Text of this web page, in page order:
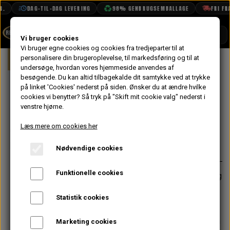
DAG-TIL-DAG LEVERING 98% GENBRUGSEMBALLAGE FRI
BOOK TID
PROJEKTER
TEKNISK DATA
VANDPOLERING
Forside Mini Motor Blok Knastaksel
På lager
Stødstænger i
Varenummer: MED-2175-PR
CNC bearbejdet på spec. maskine og
performance motorrenoveringer
Leveres i sæt af 8 som passer til en
Vi bruger cookies
Vi bruger egne cookies og cookies fra tredjeparter til at
personalisere din brugeroplevelse, til markedsføring og til at
undersøge, hvordan vores hjemmeside anvendes af
besøgende. Du kan altid tilbagekalde dit samtykke ved at trykke
på linket 'Cookies' nederst på siden. Ønsker du at ændre hvilke
cookies vi benytter? Så tryk på "Skift mit cookie valg" nederst i
venstre hjørne.
Læs mere om cookies her
Nødvendige cookies
Funktionelle cookies
Statistik cookies
Marketing cookies